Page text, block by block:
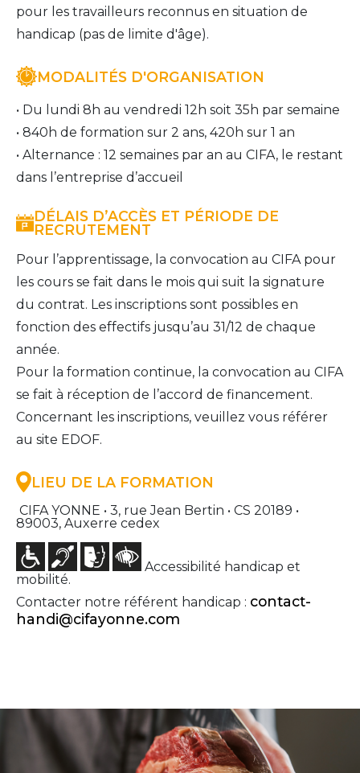
pour les travailleurs reconnus en situation de
handicap (pas de limite d'âge).
MODALITÉS D'ORGANISATION
• Du lundi 8h au vendredi 12h soit 35h par semaine
• 840h de formation sur 2 ans, 420h sur 1 an
• Alternance : 12 semaines par an au CIFA, le restant
dans l’entreprise d’accueil
DÉLAIS D’ACCÈS ET PÉRIODE DE
RECRUTEMENT
Pour l’apprentissage, la convocation au CIFA pour
les cours se fait dans le mois qui suit la signature
du contrat. Les inscriptions sont possibles en
fonction des effectifs jusqu’au 31/12 de chaque
année.
Pour la formation continue, la convocation au CIFA
se fait à réception de l’accord de financement.
Concernant les inscriptions, veuillez vous référer
au site EDOF.
LIEU DE LA FORMATION
CIFA YONNE • 3, rue Jean Bertin • CS 20189 •
89003, Auxerre cedex
Accessibilité handicap et
mobilité.
Contacter notre référent handicap : contact-
handi@cifayonne.com